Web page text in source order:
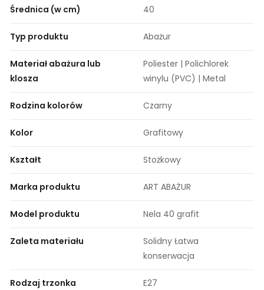
Średnica (w cm) 40
Typ produktu Abażur
Materiał abażura lub
klosza
Poliester | Polichlorek
winylu (PVC) | Metal
Rodzina kolorów Czarny
Kolor Grafitowy
Kształt Stożkowy
Marka produktu ART ABAŻUR
Model produktu Nela 40 grafit
Zaleta materiału
Solidny Łatwa
konserwacja
Rodzaj trzonka E27